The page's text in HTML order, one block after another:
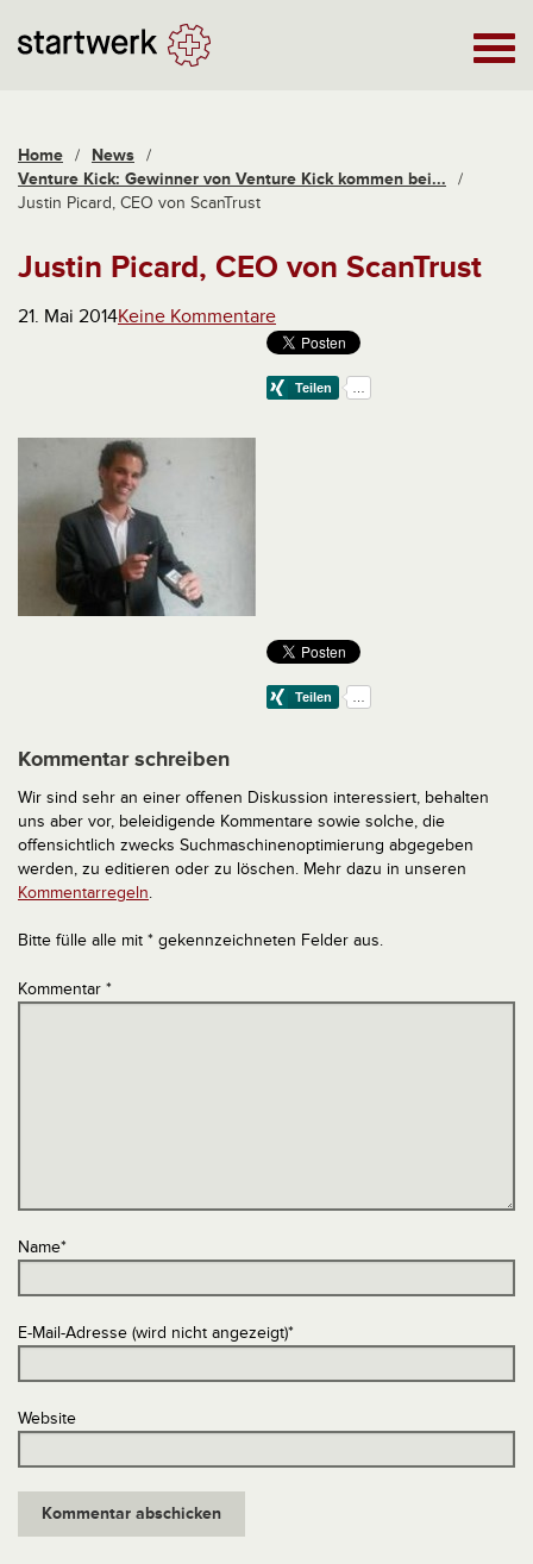
Home / News /
Venture Kick: Gewinner von Venture Kick kommen bei...
/
Justin Picard, CEO von ScanTrust
Justin Picard, CEO von ScanTrust
21. Mai 2014Keine Kommentare
Kommentar schreiben
Wir sind sehr an einer offenen Diskussion interessiert, behalten
uns aber vor, beleidigende Kommentare sowie solche, die
offensichtlich zwecks Suchmaschinenoptimierung abgegeben
werden, zu editieren oder zu löschen. Mehr dazu in unseren
Kommentarregeln.
Bitte fülle alle mit * gekennzeichneten Felder aus.
Kommentar *
Name*
E-Mail-Adresse (wird nicht angezeigt)*
Website